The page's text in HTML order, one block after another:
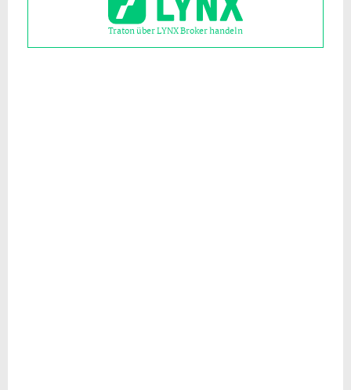
Traton über LYNX Broker handeln